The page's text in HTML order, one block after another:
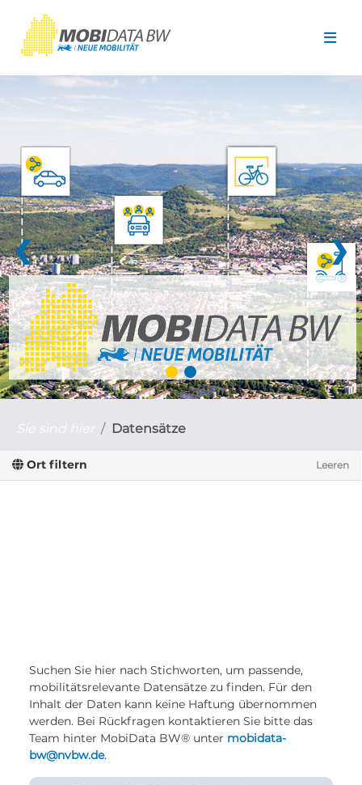
❮ ❯
Datensätze
Ort filtern Leeren
Suchen Sie hier nach Stichworten, um passende,
mobilitätsrelevante Datensätze zu finden. Für den
Inhalt der Daten kann keine Haftung übernommen
werden. Bei Rückfragen kontaktieren Sie bitte das
Team hinter MobiData BW® unter mobidata-
bw@nvbw.de.